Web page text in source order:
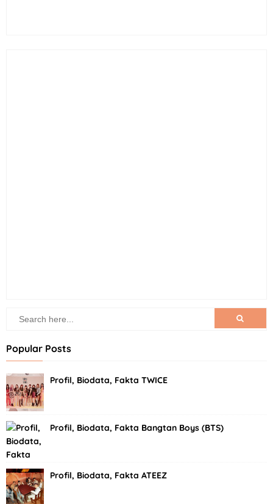
Popular Posts
Profil, Biodata, Fakta TWICE
Profil, Biodata, Fakta Bangtan Boys (BTS)
Profil, Biodata, Fakta ATEEZ